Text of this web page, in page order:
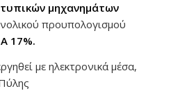
μηχανημάτων
προυπολογισμού
17%.
με ηλεκτρονικά μέσα,